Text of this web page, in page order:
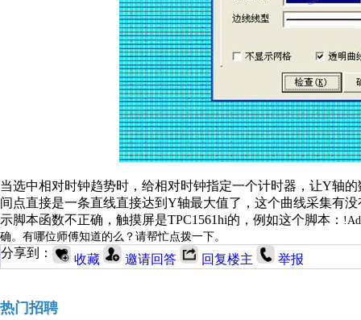
当选中相对时钟趋势时，给相对时钟指定一个计时器，让Y轴
间点直接是一条直线直接达到Y轴最大值了，这个曲线采集有
示脚本函数不正确，触摸屏是TPC1561hi的，例如这个脚本：
确。有哪位师傅知道的么？请帮忙点拨一下。
分享到： 收藏 邀请回答 回复楼主 举报
热门招聘